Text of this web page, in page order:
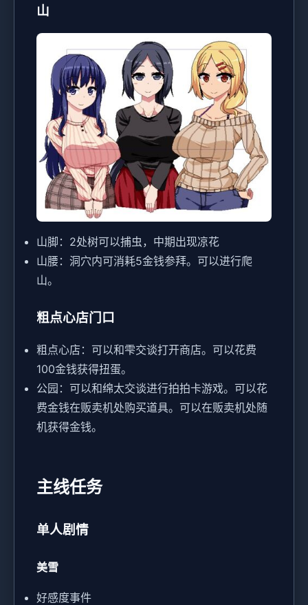
山
山脚：2处树可以捕虫，中期出现凉花
山腰：洞穴内可消耗5金钱参拜。可以进行爬
山。
粗点心店门口
粗点心店：可以和雫交谈打开商店。可以花费
100金钱获得扭蛋。
公园：可以和绵太交谈进行拍拍卡游戏。可以花
费金钱在贩卖机处购买道具。可以在贩卖机处随
机获得金钱。
主线任务
单人剧情
美雪
好感度事件